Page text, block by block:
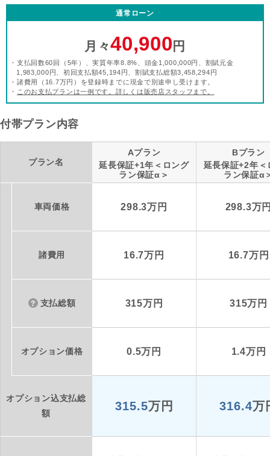
通常ローン
月々40,900 円
・支払回数60回（5年）、実質年率8.8%、頭金1,000,000円、割賦元金
1,983,000円、初回支払額45,194円、割賦支払総額3,458,294円
・諸費用（16.7万円）を登録時までに現金で別途申し受けます。
・ このお支払プランは一例です。詳しくは販売店スタッフまで。
付帯プラン内容
プラン名
Aプラン
延長保証+1年＜ロング
ラン保証α＞
Bプラン
延長保証+2年＜
ラン保証α
車両価格 298.3万円 298.3万
諸費用 16.7万円 16.7万円
支払総額 315万円 315万円
オプション価格 0.5万円 1.4万円
オプション込支払総
額
315.5万円 316.4万